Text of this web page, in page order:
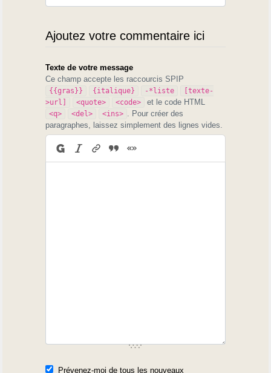
Ajoutez votre commentaire ici
Texte de votre message
Ce champ accepte les raccourcis SPIP
{{gras}} {italique} -*liste
[texte-
>url]
<quote> <code> et le code HTML
<q> <del> <ins>
. Pour créer des
paragraphes, laissez simplement des lignes vides.
Prévenez-moi de tous les nouveaux